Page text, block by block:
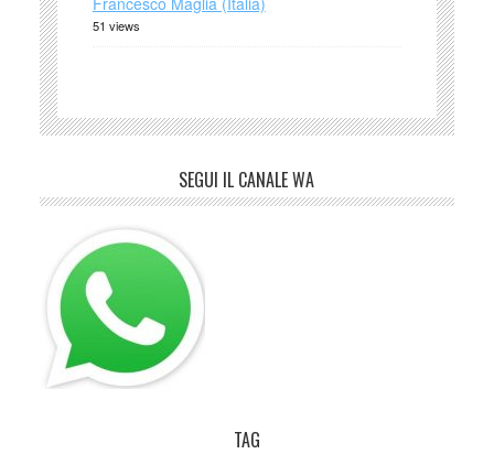
51 views
SEGUI IL CANALE WA
TAG